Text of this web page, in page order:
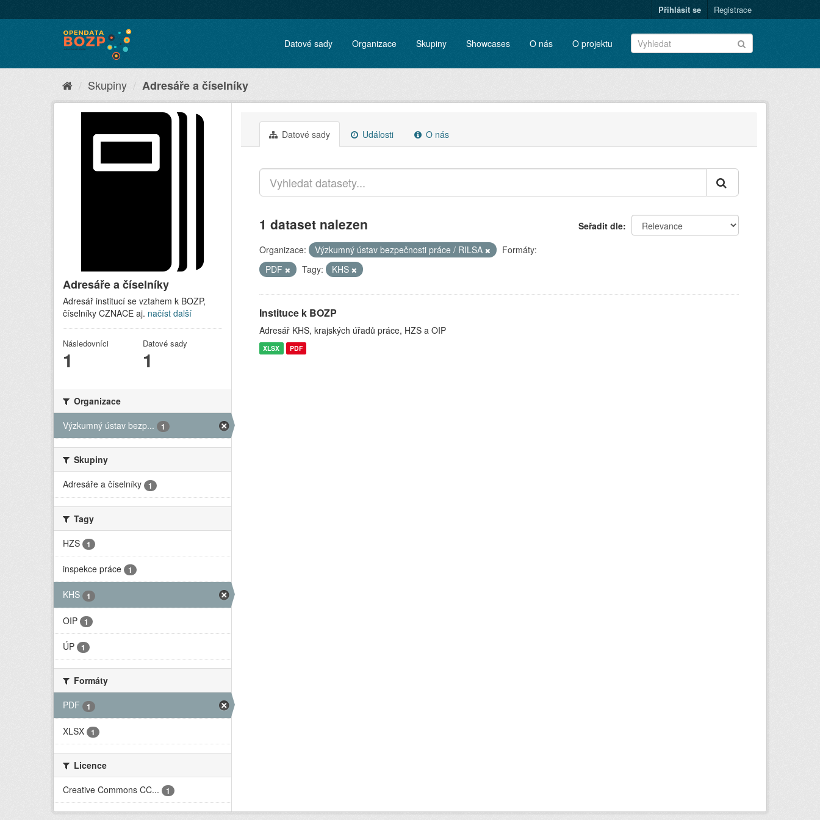
Přihlásit se Registrace
Datové sady Organizace Skupiny Showcases O nás O projektu
Skupiny Adresáře a číselníky
Adresáře a číselníky
Adresář institucí se vztahem k BOZP,
číselníky CZNACE aj. načíst další
Následovníci
1
Datové sady
1
Organizace
Výzkumný ústav bezp...
1
Skupiny
Adresáře a číselníky
1
Tagy
HZS
1
inspekce práce 1
KHS 1
OIP 1
ÚP 1
Formáty
PDF
1
XLSX 1
Licence
Creative Commons CC...
1
Datové sady Události O nás
Seřadit dle
1 dataset nalezen
Organizace: Výzkumný ústav bezpečnosti práce / RILSA
Formáty:
PDF
Tagy: KHS
Instituce k BOZP
Adresář KHS, krajských úřadů práce, HZS a OIP
XLSX PDF